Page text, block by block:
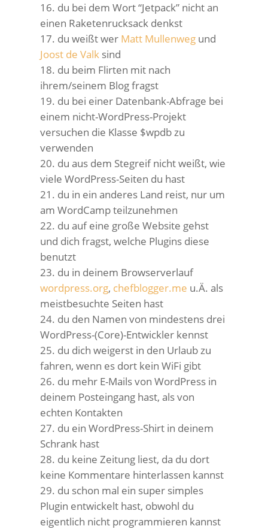
du bei dem Wort “Jetpack” nicht an
einen Raketenrucksack denkst
du weißt wer Matt Mullenweg und
Joost de Valk sind
du beim Flirten mit nach
ihrem/seinem Blog fragst
du bei einer Datenbank-Abfrage bei
einem nicht-WordPress-Projekt
versuchen die Klasse $wpdb zu
verwenden
du aus dem Stegreif nicht weißt, wie
viele WordPress-Seiten du hast
du in ein anderes Land reist, nur um
am WordCamp teilzunehmen
du auf eine große Website gehst
und dich fragst, welche Plugins diese
benutzt
du in deinem Browserverlauf
wordpress.org, chefblogger.me u.Ä. als
meistbesuchte Seiten hast
du den Namen von mindestens drei
WordPress-(Core)-Entwickler kennst
du dich weigerst in den Urlaub zu
fahren, wenn es dort kein WiFi gibt
du mehr E-Mails von WordPress in
deinem Posteingang hast, als von
echten Kontakten
du ein WordPress-Shirt in deinem
Schrank hast
du keine Zeitung liest, da du dort
keine Kommentare hinterlassen kannst
du schon mal ein super simples
Plugin entwickelt hast, obwohl du
eigentlich nicht programmieren kannst